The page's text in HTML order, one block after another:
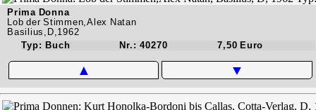
Prima Donna
Lob der Stimmen,Alex Natan
Basilius,D,1962
Typ: Buch
Nr.: 40270 7,50 Euro
▲ ▼